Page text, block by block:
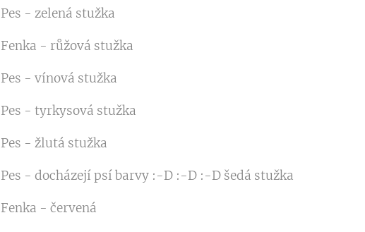
Pes - zelená stužka
Fenka - růžová stužka
Pes - vínová stužka
Pes - tyrkysová stužka
Pes - žlutá stužka
Pes - docházejí psí barvy :-D :-D :-D šedá stužka
Fenka - červená